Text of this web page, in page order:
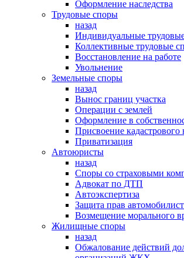
Оформление наследства
Трудовые споры
назад
Индивидуальные
Коллективные трудовые
Восстановление на работе
Увольнение
Земельные споры
назад
Вынос границ участка
Операции с землей
Оформление в
Присвоение кадастрового
Приватизация
Автоюристы
назад
Споры со страховыми
Адвокат по ДТП
Автоэкспертиза
Защита прав
Возмещение морального
Жилищные споры
назад
Обжалование действий